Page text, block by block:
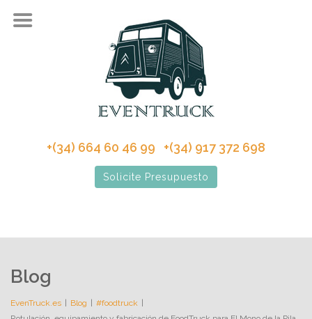
+(34) 664 60 46 99 +(34) 917 372 698
Solicite Presupuesto
Blog
EvenTruck.es Blog
#foodtruck